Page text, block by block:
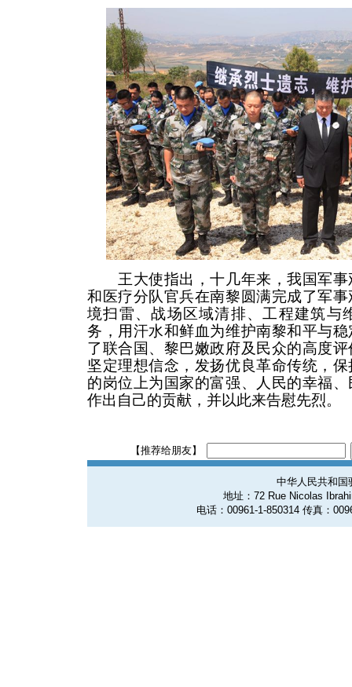
王大使指出，十几年来，我国军事
和医疗分队官兵在南黎圆满完成了军
境扫雷、战场区域清排、工程建筑与
务，用汗水和鲜血为维护南黎和平与
了联合国、黎巴嫩政府及民众的高度
坚定理想信念，发扬优良革命传统，
的岗位上为国家的富强、人民的幸福
作出自己的贡献，并以此来告慰先烈。
【推荐给朋友】
中华人民共和国
地址：72 Rue Nicolas
电话：00961-1-850314 传真：